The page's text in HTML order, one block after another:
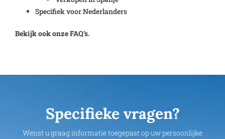
Specifiek voor Nederlanders
Bekijk ook onze FAQ’s.
Specifieke vragen?
Wenst u graag informatie toegepast op uw persoonlijke